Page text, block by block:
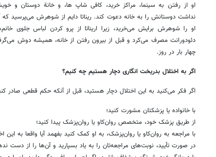
او از رفتن به سینما، مراکز خرید، کافی شاپ ها، و خانة دوستان و
نداشت دوستانش را به خانه دعوت کند. ریناتا دایم از شوهرش می‌پرسید
او را شوهرش برایش می‌خرید، زیرا اریناتا از پرو کردن لباس جلوی
دئودورانت مصرف می‌کرد و قبل از بیرون رفتن از خانه، همیشه دوش
چهار بار در روز.
اگر به اختلال بدریخت انگاری دچار هستیم چه کنیم؟
اگر فکر می‌کنید به این اختلال دچار هستید، قبل از آنکه حکم قطعی صادر
با خانواده یا پزشکتان مشورت کنید؛
از طریق پزشک خود، متخصص روان‌کاو یا روان‌پزشک پیدا کنید؛
با مراجعه به روان‌کاو یا روان‌پزشک، به او کمک کنید بفهمد آیا واقعا به این
در صورت تأیید، نوبت‌های مراجعه‌تان را به یاد بسپارید و آن‌ها را از دست